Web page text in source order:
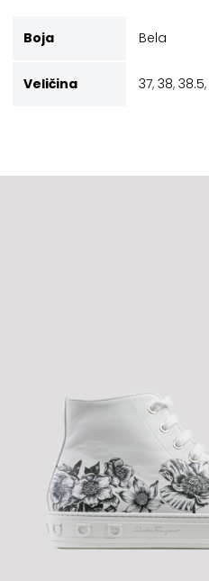
Boja Bela
Veličina 37, 38, 38.5,